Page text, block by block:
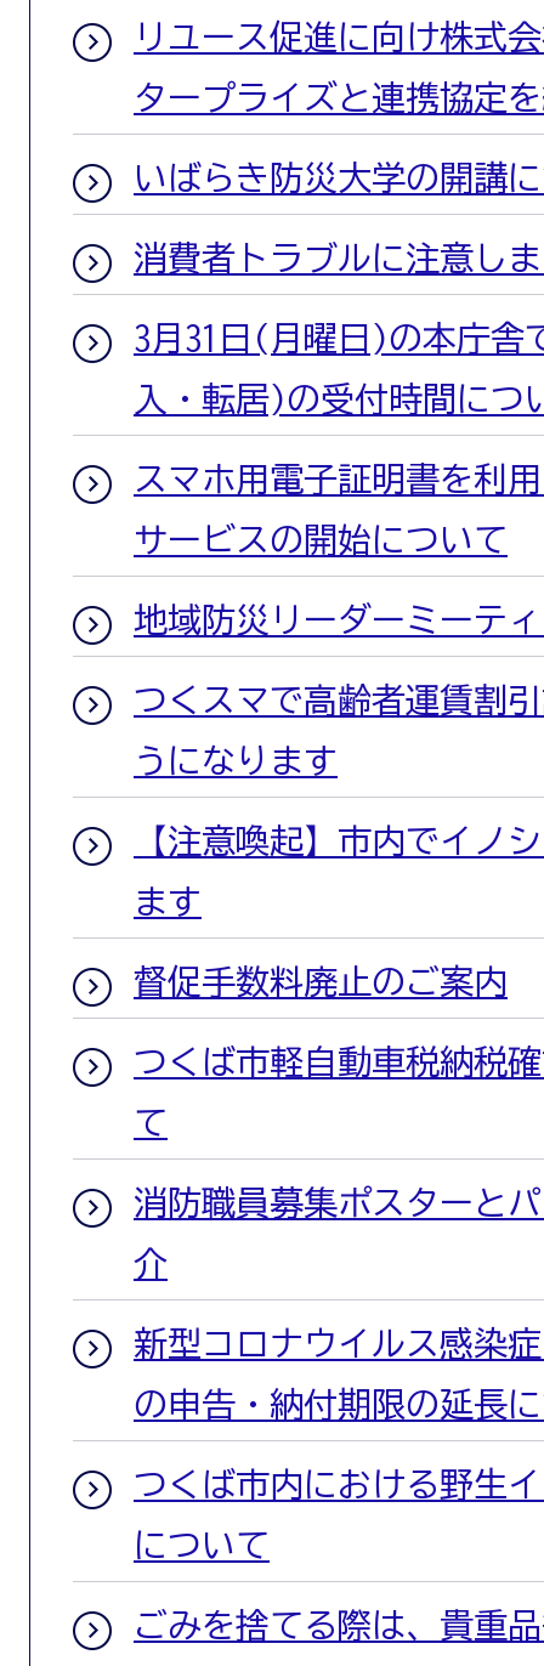
リユース促進に向け株式
タープライズと連携協定
いばらき防災大学の開講
消費者トラブルに注意し
3月31日(月曜日)の本庁舎
入・転居)の受付時間につ
スマホ用電子証明書を利
サービスの開始について
地域防災リーダーミーテ
つくスマで高齢者運賃割
うになります
【注意喚起】市内でイノ
ます
督促手数料廃止のご案内
つくば市軽自動車税納税
て
消防職員募集ポスターと
介
新型コロナウイルス感染
の申告・納付期限の延長
つくば市内における野生
について
ごみを捨てる際は、貴重